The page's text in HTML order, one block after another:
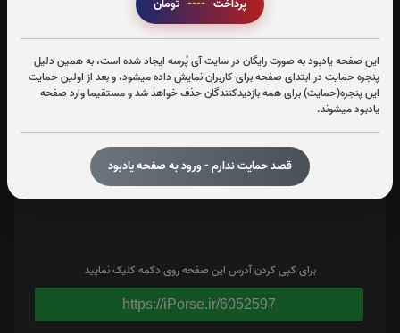
پرداخت ----
این صفحه یادبود به صورت رایگان در سایت آی پُرسه ایجاد شده است، به همین دلیل
پنجره حمایت در ابتدای صفحه برای کاربران نمایش داده میشود، و بعد از اولین حمایت
این پنجره(حمایت) برای همه بازدیدکنندگان حذف خواهد شد و مستقیما وارد صفحه
یادبود میشوند.
قصد حمایت ندارم - ورود به صفحه یادبود
برای کپی کردن آدرس این صفحه روی دکمه کلیک نمایید
https://iPorse.ir/6052597